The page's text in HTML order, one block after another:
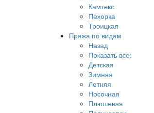
Камтекс
Пехорка
Троицкая
Пряжа по видам
Назад
Показать все:
Детская
Зимняя
Летняя
Носочная
Плюшевая